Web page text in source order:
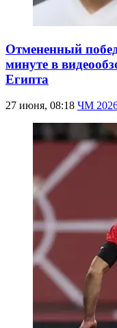
Отмененный
минуте в
Египта
27 июня, 08:18 ЧМ